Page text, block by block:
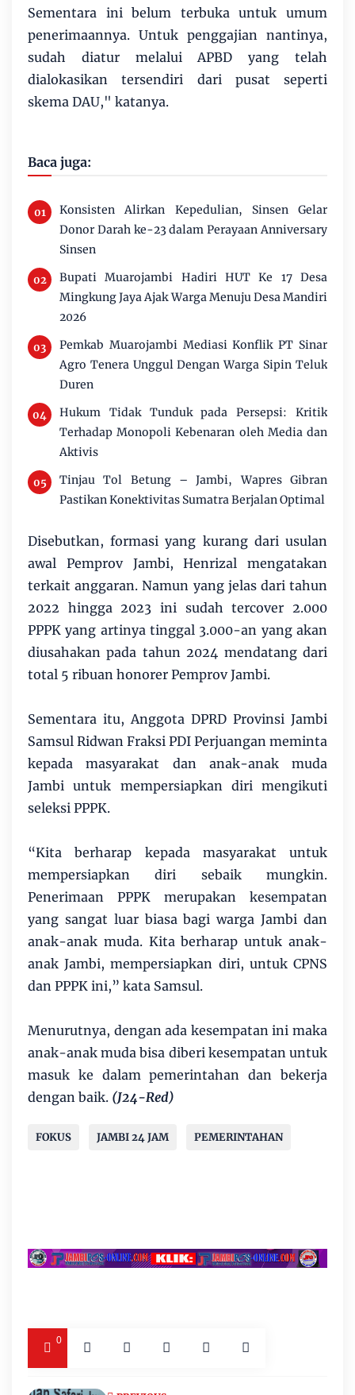
Sementara ini belum terbuka untuk umum
penerimaannya. Untuk penggajian nantinya,
sudah diatur melalui APBD yang telah
dialokasikan tersendiri dari pusat seperti
skema DAU," katanya.
Baca juga:
Konsisten Alirkan Kepedulian, Sinsen Gelar
Donor Darah ke-23 dalam Perayaan Anniversary
Sinsen
Bupati Muarojambi Hadiri HUT Ke 17 Desa
Mingkung Jaya Ajak Warga Menuju Desa Mandiri
2026
Pemkab Muarojambi Mediasi Konflik PT Sinar
Agro Tenera Unggul Dengan Warga Sipin Teluk
Duren
Hukum Tidak Tunduk pada Persepsi: Kritik
Terhadap Monopoli Kebenaran oleh Media dan
Aktivis
Tinjau Tol Betung – Jambi, Wapres Gibran
Pastikan Konektivitas Sumatra Berjalan Optimal
Disebutkan, formasi yang kurang dari usulan
awal Pemprov Jambi, Henrizal mengatakan
terkait anggaran. Namun yang jelas dari tahun
2022 hingga 2023 ini sudah tercover 2.000
PPPK yang artinya tinggal 3.000-an yang akan
diusahakan pada tahun 2024 mendatang dari
total 5 ribuan honorer Pemprov Jambi.
Sementara itu, Anggota DPRD Provinsi Jambi
Samsul Ridwan Fraksi PDI Perjuangan meminta
kepada masyarakat dan anak-anak muda
Jambi untuk mempersiapkan diri mengikuti
seleksi PPPK.
“Kita berharap kepada masyarakat untuk
mempersiapkan diri sebaik mungkin.
Penerimaan PPPK merupakan kesempatan
yang sangat luar biasa bagi warga Jambi dan
anak-anak muda. Kita berharap untuk anak-
anak Jambi, mempersiapkan diri, untuk CPNS
dan PPPK ini,” kata Samsul.
Menurutnya, dengan ada kesempatan ini maka
anak-anak muda bisa diberi kesempatan untuk
masuk ke dalam pemerintahan dan bekerja
dengan baik. (J24-Red)
FOKUS JAMBI 24 JAM PEMERINTAHAN
0